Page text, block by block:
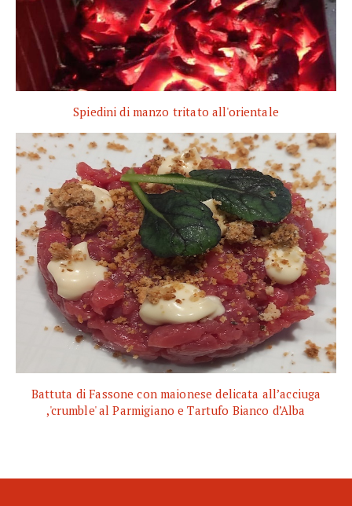
Spiedini di manzo tritato all'orientale
Battuta di Fassone con maionese delicata all’acciuga
,'crumble' al Parmigiano e Tartufo Bianco d’Alba